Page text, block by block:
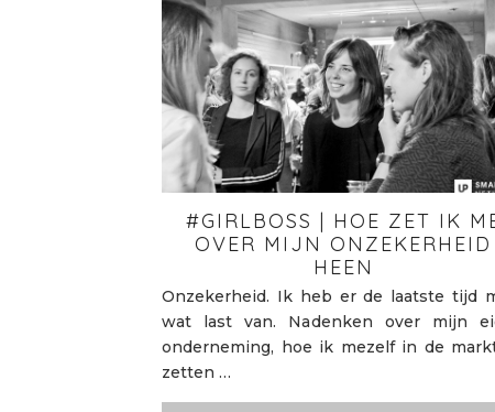
#GIRLBOSS | HOE ZET IK
OVER MIJN ONZEKERHEID
HEEN
Onzekerheid. Ik heb er de laatste tijd
wat last van. Nadenken over mijn
onderneming, hoe ik mezelf in de
zetten …